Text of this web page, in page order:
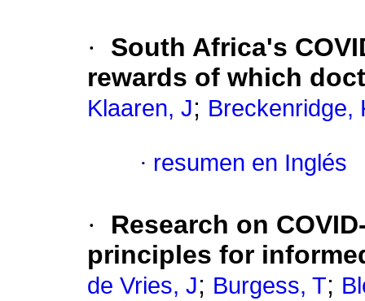
·
South Africa's
rewards of which
Klaaren, J; Breckenridge,
· resumen en Inglés
·
Research on
principles for
de Vries, J; Burgess, T;